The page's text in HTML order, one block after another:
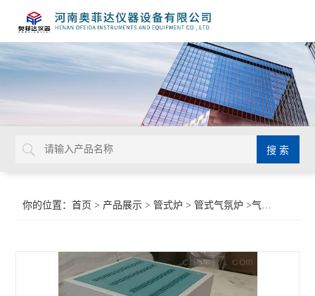
你的位置：首页 > 产品展示 >管式炉 >管式气氛炉 >气氛管式炉价格